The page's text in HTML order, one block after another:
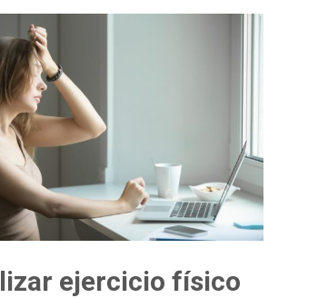
ejercicio físico